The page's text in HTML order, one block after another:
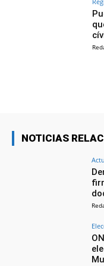
NOTICIAS